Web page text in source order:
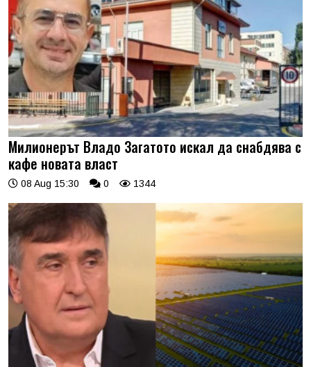
Милионерът Владо Загатото искал да снабдява с
кафе новата власт
08 Aug 15:30 0 1344